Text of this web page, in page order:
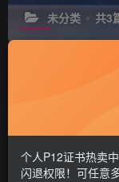
未分类 共3
个人P12证书热卖
闪退权限！可任意